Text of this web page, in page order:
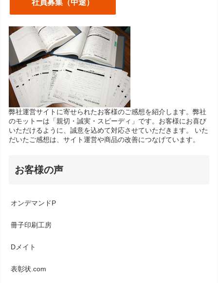
社員募集（中途）
弊社運営サイトに寄せられたお客様のご感想を紹介します。弊社
のモットーは「親切・誠実・スピーディ」です。お客様にお喜び
いただけるように、誠意を込めて対応させていただきます。 いた
だいたご感想は、サイト運営や商品の改善につなげています。
お客様の声
オンデマンドP
冊子印刷工房
Dメイト
表彰状.com